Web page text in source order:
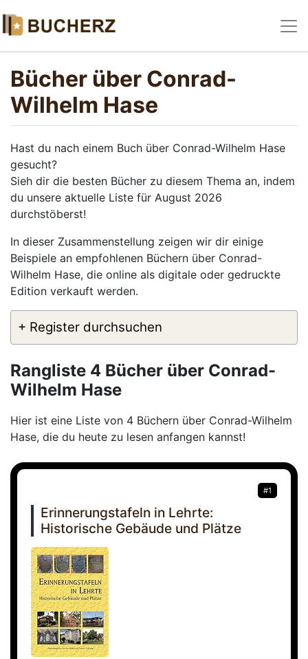
Bücher über Conrad-
Wilhelm Hase
Hast du nach einem Buch über Conrad-Wilhelm Hase
gesucht?
Sieh dir die besten Bücher zu diesem Thema an, indem
du unsere aktuelle Liste für August 2026
durchstöberst!
In dieser Zusammenstellung zeigen wir dir einige
Beispiele an empfohlenen Büchern über Conrad-
Wilhelm Hase, die online als digitale oder gedruckte
Edition verkauft werden.
+ Register durchsuchen
Rangliste 4 Bücher über Conrad-
Wilhelm Hase
Hier ist eine Liste von 4 Büchern über Conrad-Wilhelm
Hase, die du heute zu lesen anfangen kannst!
#1
Erinnerungstafeln in Lehrte:
Historische Gebäude und Plätze